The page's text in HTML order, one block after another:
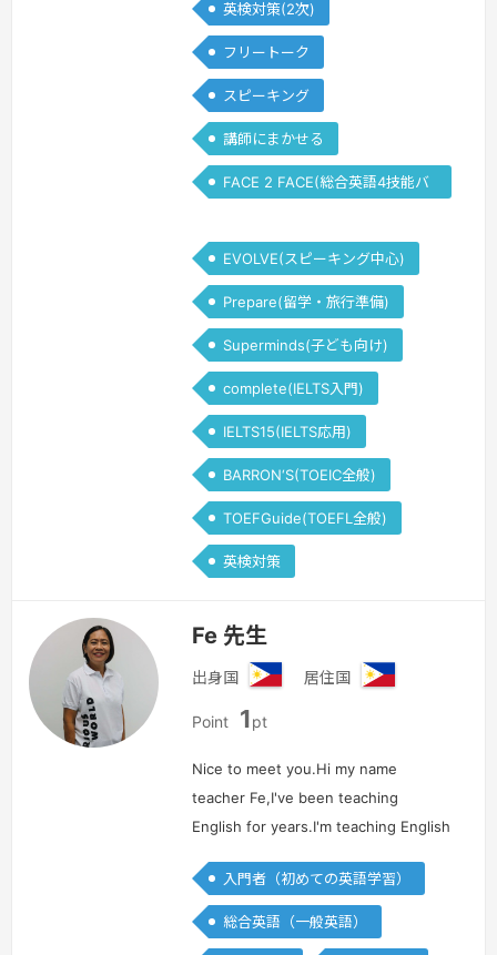
英検対策(2次)
フリートーク
スピーキング
講師にまかせる
FACE 2 FACE(総合英語4技能バ
EVOLVE(スピーキング中心)
Prepare(留学・旅行準備)
Superminds(子ども向け)
complete(IELTS入門)
IELTS15(IELTS応用)
BARRON‘S(TOEIC全般)
TOEFGuide(TOEFL全般)
英検対策
Fe 先生
出身国
ィ
ピ
ン
居住国
ピ
ン
Point 1pt
Nice to meet you.Hi my name
teacher Fe,I've been teaching
English for years.I'm teaching English
Japanese, Koreans, Vietnamese,
Chinese, Russians and Arabian.I
enjoy…続きを見る »
入門者（初めての英語学習）
総合英語（一般英語）